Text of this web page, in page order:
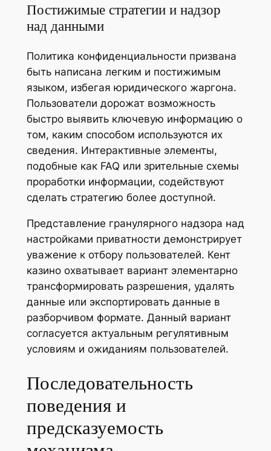
Постижимые стратегии и надзор
над данными
Политика конфиденциальности призвана
быть написана легким и постижимым
языком, избегая юридического жаргона.
Пользователи дорожат возможность
быстро выявить ключевую информацию о
том, каким способом используются их
сведения. Интерактивные элементы,
подобные как FAQ или зрительные схемы
проработки информации, содействуют
сделать стратегию более доступной.
Представление гранулярного надзора над
настройками приватности демонстрирует
уважение к отбору пользователей. Кент
казино охватывает вариант элементарно
трансформировать разрешения, удалять
данные или экспортировать данные в
разборчивом формате. Данный вариант
согласуется актуальным регулятивным
условиям и ожиданиям пользователей.
Последовательность
поведения и
предсказуемость